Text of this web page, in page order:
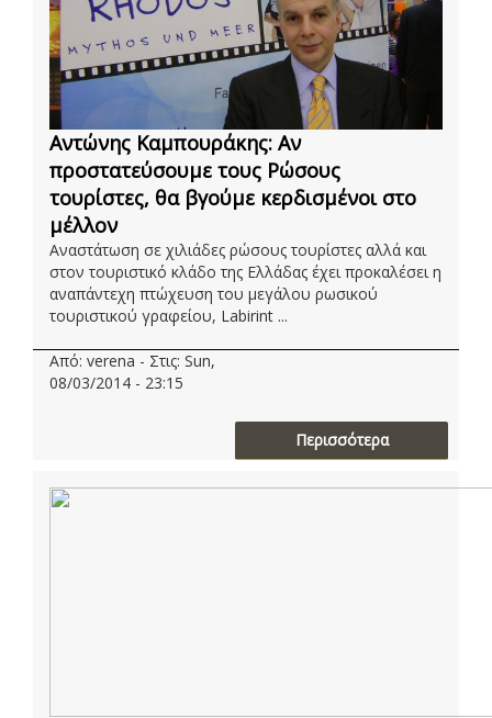
Αντώνης Καμπουράκης: Αν
προστατεύσουμε τους Ρώσους
τουρίστες, θα βγούμε κερδισμένοι στο
μέλλον
Αναστάτωση σε χιλιάδες ρώσους τουρίστες αλλά και
στον τουριστικό κλάδο της Ελλάδας έχει προκαλέσει η
αναπάντεχη πτώχευση του μεγάλου ρωσικού
τουριστικού γραφείου, Labirint ...
Από: verena - Στις: Sun,
08/03/2014 - 23:15
Περισσότερα